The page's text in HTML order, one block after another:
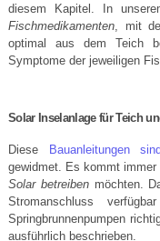
diesem Kapitel. In
Fischmedikamenten, mit
optimal aus dem Teich
Symptome der jeweiligen
Solar Inselanlage für Teich
Diese
Bauanleitungen
gewidmet. Es kommt
Solar betreibenmöchten.
Stromanschluss
Springbrunnenpumpen
ausführlich beschrieben.